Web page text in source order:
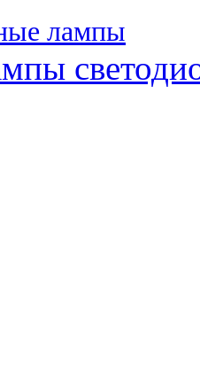
лампы